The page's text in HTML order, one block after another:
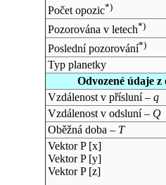
Počet opozic*)
Pozorována v letech*)
Poslední pozorování*)
Typ planetky
Odvozené údaje
Vzdálenost v přísluní – q
Vzdálenost v odsluní – Q
Oběžná doba – T
Vektor P [x]
Vektor P [y]
Vektor P [z]